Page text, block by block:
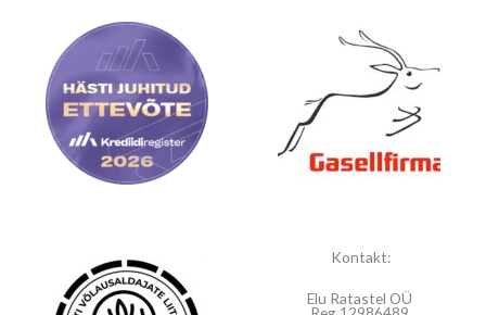
Kontakt:
Elu Ratastel OÜ